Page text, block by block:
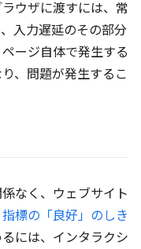
ウザに渡すには、常
入力遅延のその部分
ージ自体で発生する
、問題が発生するこ
なく、ウェブサイト
標の「良好」のしき
には、インタラクシ